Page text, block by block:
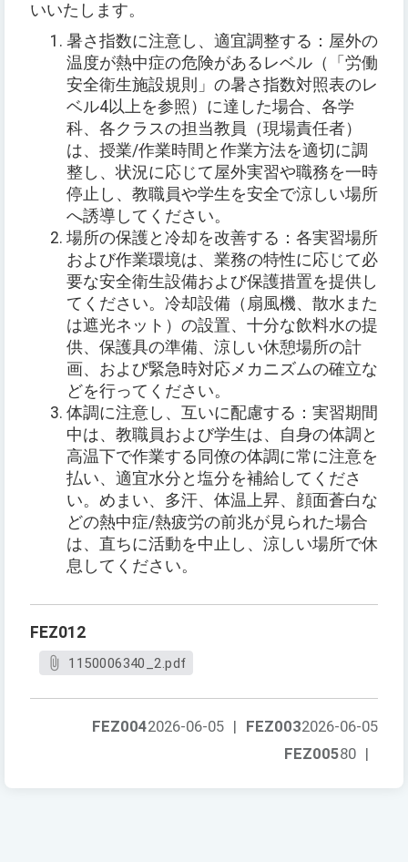
いいたします。
暑さ指数に注意し、適宜調整する：屋外の
温度が熱中症の危険があるレベル（「労働
安全衛生施設規則」の暑さ指数対照表のレ
ベル4以上を参照）に達した場合、各学
科、各クラスの担当教員（現場責任者）
は、授業/作業時間と作業方法を適切に調
整し、状況に応じて屋外実習や職務を一時
停止し、教職員や学生を安全で涼しい場所
へ誘導してください。
場所の保護と冷却を改善する：各実習場所
および作業環境は、業務の特性に応じて必
要な安全衛生設備および保護措置を提供し
てください。冷却設備（扇風機、散水また
は遮光ネット）の設置、十分な飲料水の提
供、保護具の準備、涼しい休憩場所の計
画、および緊急時対応メカニズムの確立な
どを行ってください。
体調に注意し、互いに配慮する：実習期間
中は、教職員および学生は、自身の体調と
高温下で作業する同僚の体調に常に注意を
払い、適宜水分と塩分を補給してくださ
い。めまい、多汗、体温上昇、顔面蒼白な
どの熱中症/熱疲労の前兆が見られた場合
は、直ちに活動を中止し、涼しい場所で休
息してください。
FEZ012
1150006340_2.pdf
FEZ0032026-06-05
FEZ0042026-06-05 |
FEZ00580 |